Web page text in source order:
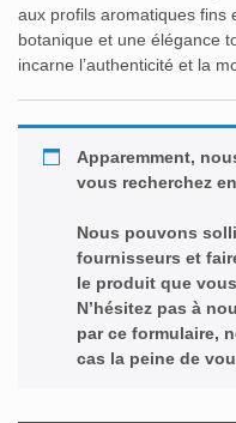
aux profils aromatiques fins
botanique et une élégance
incarne l’authenticité et la
Apparemment,
vous recherchez
Nous pouvons
fournisseurs et
le produit que
N’hésitez pas à
par ce formulaire,
cas la peine de